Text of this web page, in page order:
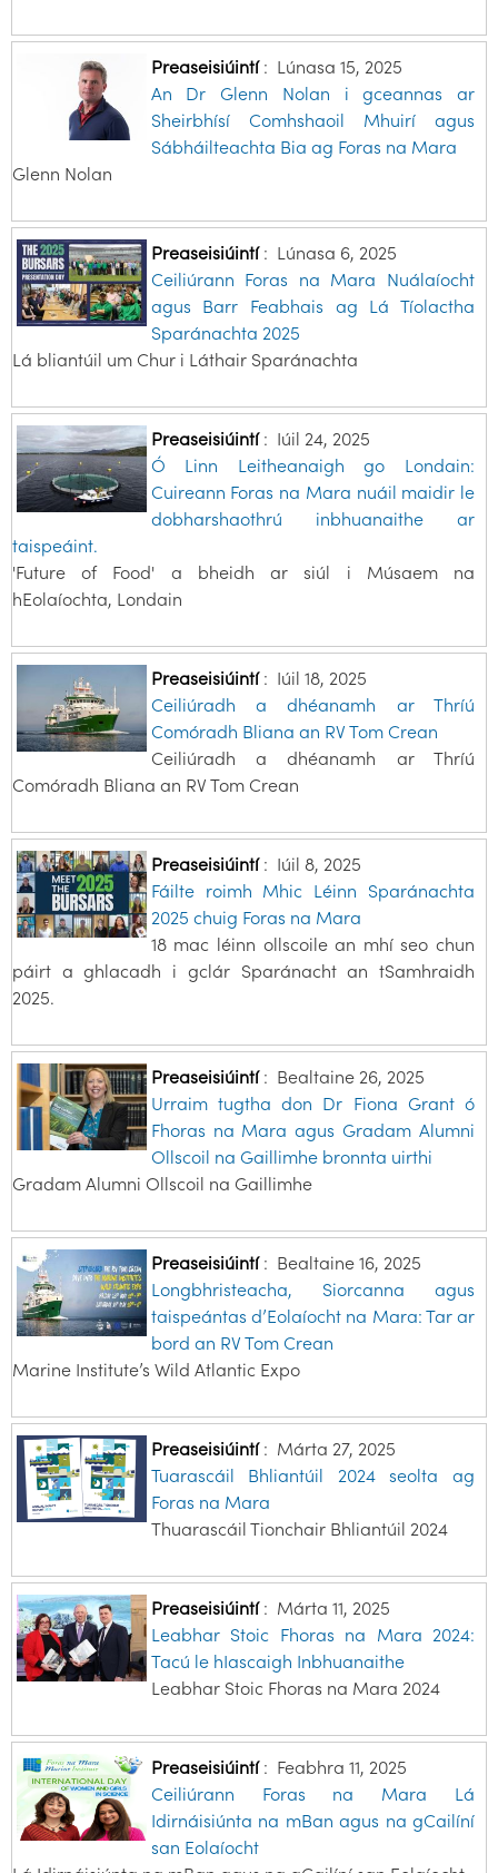
Preaseisiúintí: Lúnasa 15, 2025
An Dr Glenn Nolan i gceannas ar
Sheirbhísí Comhshaoil Mhuirí agus
Sábháilteachta Bia ag Foras na Mara
Glenn Nolan
Preaseisiúintí: Lúnasa 6, 2025
Ceiliúrann Foras na Mara Nuálaíocht
agus Barr Feabhais ag Lá Tíolactha
Sparánachta 2025
Lá bliantúil um Chur i Láthair Sparánachta
Preaseisiúintí: Iúil 24, 2025
Ó Linn Leitheanaigh go Londain:
Cuireann Foras na Mara nuáil maidir le
dobharshaothrú inbhuanaithe ar
taispeáint.
'Future of Food' a bheidh ar siúl i Músaem na
hEolaíochta, Londain
Preaseisiúintí: Iúil 18, 2025
Ceiliúradh a dhéanamh ar Thríú
Comóradh Bliana an RV Tom Crean
Ceiliúradh a dhéanamh ar Thríú
Comóradh Bliana an RV Tom Crean
Preaseisiúintí: Iúil 8, 2025
Fáilte roimh Mhic Léinn Sparánachta
2025 chuig Foras na Mara
18 mac léinn ollscoile an mhí seo chun
páirt a ghlacadh i gclár Sparánacht an tSamhraidh
2025.
Preaseisiúintí: Bealtaine 26, 2025
Urraim tugtha don Dr Fiona Grant ó
Fhoras na Mara agus Gradam Alumni
Ollscoil na Gaillimhe bronnta uirthi
Gradam Alumni Ollscoil na Gaillimhe
Preaseisiúintí: Bealtaine 16, 2025
Longbhristeacha, Siorcanna agus
taispeántas d’Eolaíocht na Mara: Tar ar
bord an RV Tom Crean
Marine Institute’s Wild Atlantic Expo
Preaseisiúintí: Márta 27, 2025
Tuarascáil Bhliantúil 2024 seolta ag
Foras na Mara
Thuarascáil Tionchair Bhliantúil 2024
Preaseisiúintí: Márta 11, 2025
Leabhar Stoic Fhoras na Mara 2024:
Tacú le hIascaigh Inbhuanaithe
Leabhar Stoic Fhoras na Mara 2024
Preaseisiúintí: Feabhra 11, 2025
Ceiliúrann Foras na Mara Lá
Idirnáisiúnta na mBan agus na gCailíní
san Eolaíocht